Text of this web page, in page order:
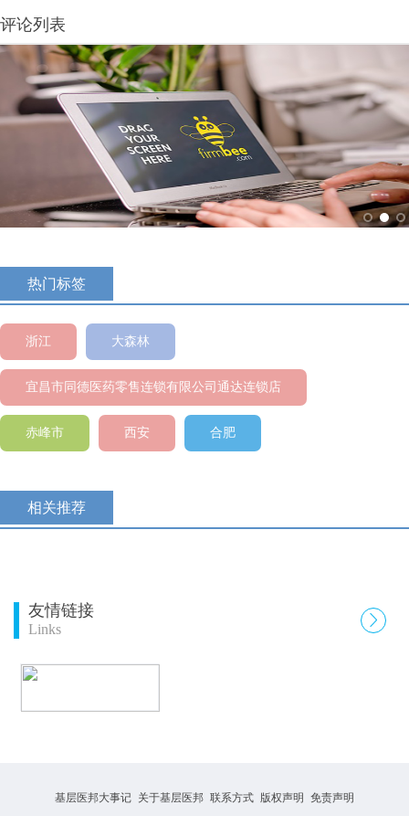
评论列表
热门标签
浙江 大森林
宜昌市同德医药零售连锁有限公司通达连锁店
赤峰市 西安 合肥
相关推荐
友情链接
Links

基层医邦大事记 关于基层医邦 联系方式 版权声明 免责声明